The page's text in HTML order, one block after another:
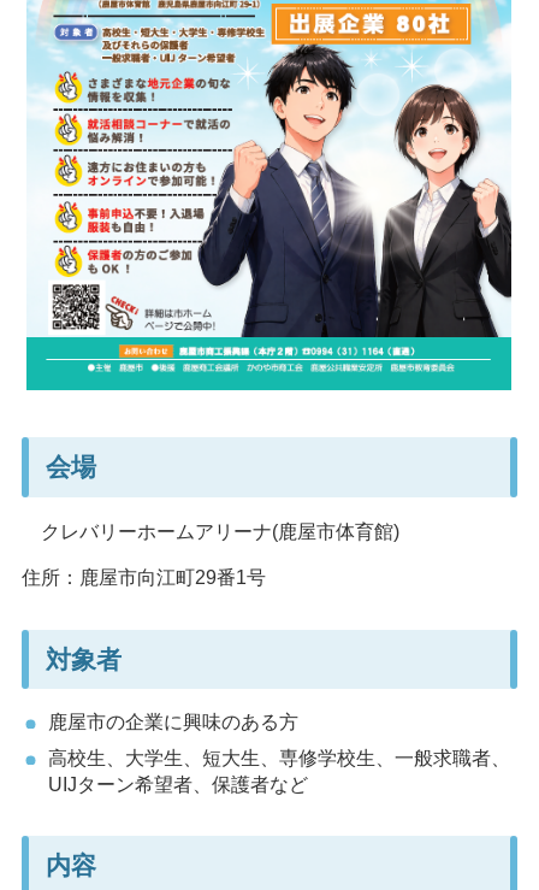
会場
クレバリーホームアリーナ(鹿屋市体育館)
住所：鹿屋市向江町29番1号
対象者
鹿屋市の企業に興味のある方
高校生、大学生、短大生、専修学校生、一般求職者、
UIJターン希望者、保護者など
内容